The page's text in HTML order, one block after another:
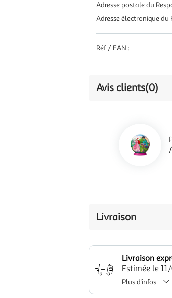
Adresse postale du
Adresse électronique du
Réf / EAN :
Avis clients(0)
Livraison
Livraison
Estimée le
Plus d'infos